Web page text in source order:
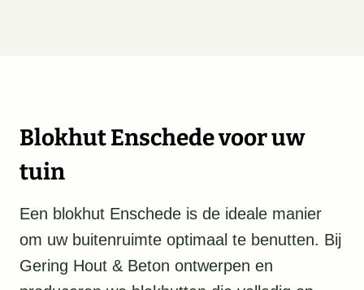
Blokhut Enschede voor uw
tuin
Een blokhut Enschede is de ideale manier
om uw buitenruimte optimaal te benutten. Bij
Gering Hout & Beton ontwerpen en